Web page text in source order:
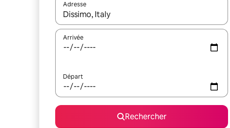
Adresse
Lorsque les résultats s'affichent, utilisez les flèches
Arrivée
Départ
Rechercher